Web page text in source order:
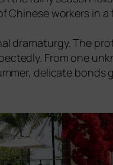
Chinese workers in
dra­ma­tur­gy. The
From one
deli­ca­te bonds